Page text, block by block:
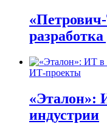
ИТ-проекты
«Эталон»:
индустрии